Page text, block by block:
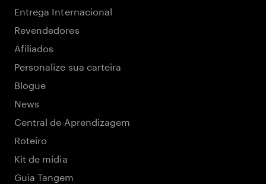
Entrega Internacional
Revendedores
Afiliados
Personalize sua carteira
Blogue
News
Central de Aprendizagem
Roteiro
Kit de mídia
Guia Tangem